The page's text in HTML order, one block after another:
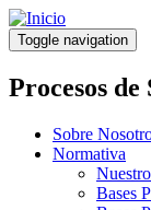
Pasar
al
contenido
principal
Toggle navigation
Procesos de
Sobre
Normativa
Bases